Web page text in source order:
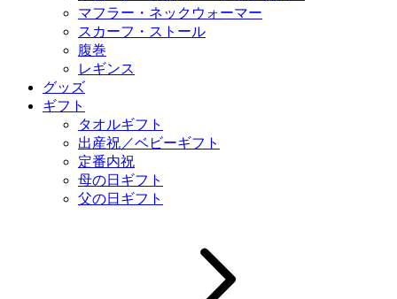
マフラー・ネックウォーマー
スカーフ・ストール
腹巻
レギンス
グッズ
ギフト
タオルギフト
出産祝／ベビーギフト
定番内祝
母の日ギフト
父の日ギフト